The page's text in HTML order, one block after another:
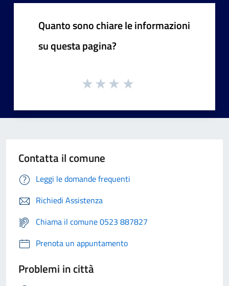
Quanto sono chiare le informazioni
su questa pagina?
Contatta il comune
Leggi le domande frequenti
Richiedi Assistenza
Chiama il comune 0523 887827
Prenota un appuntamento
Problemi in città